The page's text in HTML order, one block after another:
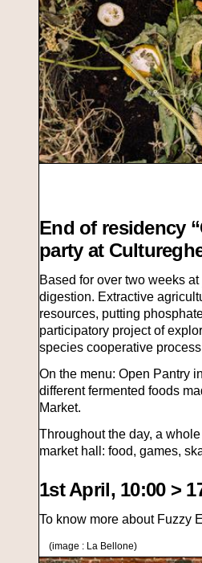
End of residency
party at
Based for over two weeks at
digestion. Extractive
resources, putting
participatory project of
species cooperative
On the menu: Open Pantry
different fermented foods
Market.
Throughout the day, a
market hall: food, games,
1st April, 10:00 >
To know more about Fuzzy
(image : La Bellone)